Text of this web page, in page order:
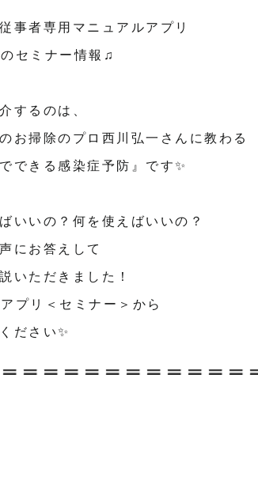
事者専用マニュアルアプリ
セミナー情報♫
するのは、
お掃除のプロ西川弘一さんに教わる
できる感染症予防』です✨
いいの？何を使えばいいの？
にお答えして
いただきました！
プリ＜セミナー＞から
ださい✨